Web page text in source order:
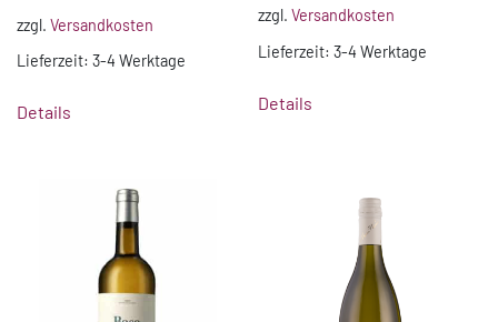
zzgl. Versandkosten
Lieferzeit: 3-4 Werktage
Details
zzgl.Versandkosten
Lieferzeit:3-4 Werktage
Details